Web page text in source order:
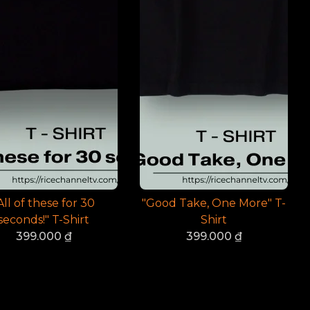
of these for 30
T-Shirt
399.000 ₫
"Good Take, One More" T-
Shirt
399.000 ₫